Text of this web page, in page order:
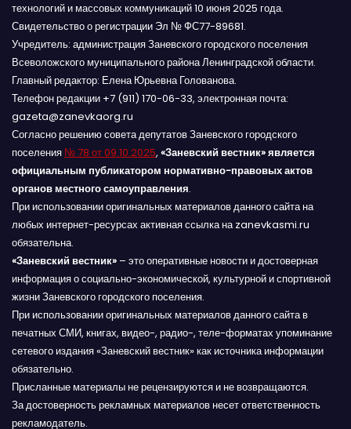
технологий и массовых коммуникаций 10 июня 2025 года.
Свидетельство о регистрации Эл № ФС77-89681.
Учредитель: администрация Заневского городского поселения
Всеволожского муниципального района Ленинградской области.
Главный редактор: Елена Юрьевна Голованова.
Телефон редакции +7 (911) 170-06-33, электронная почта:
gazeta@zanevkaorg.ru
Согласно решению совета депутатов Заневского городского
поселения № 78 от 09.10.2025, «Заневский вестник» является
официальным публикатором нормативно-правовых актов
органов местного самоуправления.
При использовании оригинальных материалов данного сайта на
любых интернет-ресурсах активная ссылка на zanevkasmi.ru
обязательна.
«Заневский вестник» – это оперативные новости и достоверная
информация о социально-экономической, культурной и спортивной
жизни Заневского городского поселения.
При использовании оригинальных материалов данного сайта в
печатных СМИ, книгах, видео-, радио-, теле-форматах упоминание
сетевого издания «Заневский вестник» как источника информации
обязательно.
Присланные материалы не рецензируются и не возвращаются.
За достоверность рекламных материалов несет ответственность
рекламодатель.